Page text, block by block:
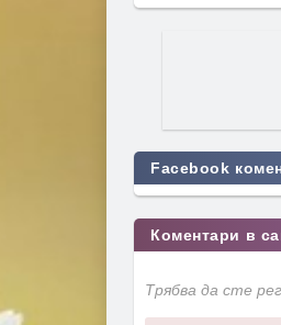
Facebook
Коментари в
Трябва да сте